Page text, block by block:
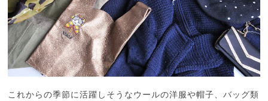
これからの季節に活躍しそうなウールの洋服や帽子、バッグ類